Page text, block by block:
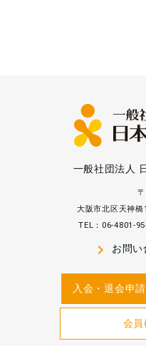
一般社団法人
大阪市北区天神
TEL：06-4801-
navigate_next お問い
入会・退会申請
会員